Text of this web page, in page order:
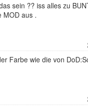
sein ?? iss alles zu
MOD aus .
Farbe wie die von